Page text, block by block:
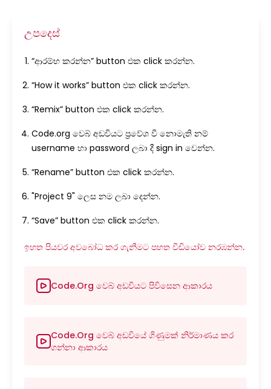
උපදෙස්
“ආරම්භ කරන්න” button එක click කරන්න.
“How it works” button එක click කරන්න.
“Remix” button එක click කරන්න.
Code.org වෙබ් අඩවියට ප්‍රවේශ වී නොමැති නම්
username හා password ලබා දී sign in වෙන්න.
“Rename” button එක click කරන්න.
"Project 9" ලෙස නම ලබා දෙන්න.
“Save” button එක click කරන්න.
ඉහත පියවර අවබෝධ කර ගැනීමට පහත වීඩියෝව නරඹන්න.
Code.org වෙබ් අඩවියට පිවිසෙන ආකාරය
Code.org වෙබ් අඩවියේ ගිණුමක් නිර්මාණය කර
ගන්නා ආකාරය